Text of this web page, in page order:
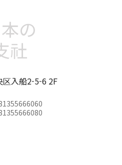
の
社
区入船2-5-6 2F